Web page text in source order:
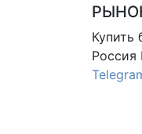
Купить
Россия